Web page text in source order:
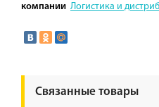
компании Логистика и
Связанные товары